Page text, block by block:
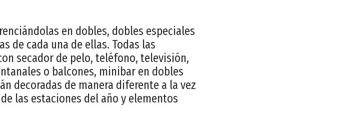
en dobles, dobles especiales
de cada una de ellas. Todas las
secador de pelo, teléfono, televisión,
o balcones, minibar en dobles
decoradas de manera diferente a la vez
las estaciones del año y elementos